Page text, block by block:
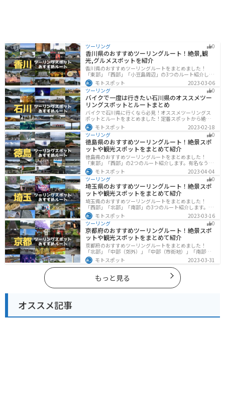
ツーリング 0
香川県のおすすめツーリングルート！絶景,観
光,グルメスポットを紹介
香川県のおすすめツーリングルートをまとめました！
「東部」「西部」「小豆島周辺」の3つのルート紹介しま
す。自然豊かな山から海、絶品グルメを満喫するツーリ
ングができます。バイクで香川県にツーリングに行く際
は参考にしてください。
モトスポット
2023-03-06
ツーリング
0
バイクで一度は行きたい石川県のオススメツー
リングスポットとルートまとめ
バイクで石川県に行くなら必見！オススメツーリングス
ポットとルートをまとめました！定番スポットから絶景
スポット、温泉、海、グルメなど様々なジャンルで楽し
めます。バイクで石川ツーリングに行こうと思っている
人は、参考にしてください。
モトスポット
2023-02-18
ツーリング
0
徳島県のおすすめツーリングルート！絶景スポ
ットや観光スポットをまとめて紹介
徳島県のおすすめツーリングルートをまとめました！
「東部」「西部」の2つのルート紹介します。有名なうず
しおや山を中心とした自然豊かなスポットが多数ありま
す。バイクで徳島県にツーリングに行く際は参考にして
ください。
モトスポット
2023-04-04
ツーリング
0
埼玉県のおすすめツーリングルート！絶景スポ
ットや観光スポットをまとめて紹介
埼玉県のおすすめツーリングルートをまとめました！
「西部」「北部」「南部」の3つのルート紹介します。自
然豊かな西側と街中の東側で違った楽しみ方ができま
す。バイクで埼玉県にツーリングに行く際は参考にして
ください。
モトスポット
2023-03-16
ツーリング
0
京都府のおすすめツーリングルート！絶景スポ
ットや観光スポットをまとめて紹介
京都府のおすすめツーリングルートをまとめました！
「北部」「中部（郊外）」「中部（市街地）」「南部」
の4つのルート紹介します。古い町並みや神社仏閣、自然
に囲まれた風光明媚なスポットが数多く存在し、様々な
楽しみ方ができます。バイクで京都府にツーリングに行
く際は参考にしてください。
モトスポット 2023-03-31
もっと見る
オススメ記事